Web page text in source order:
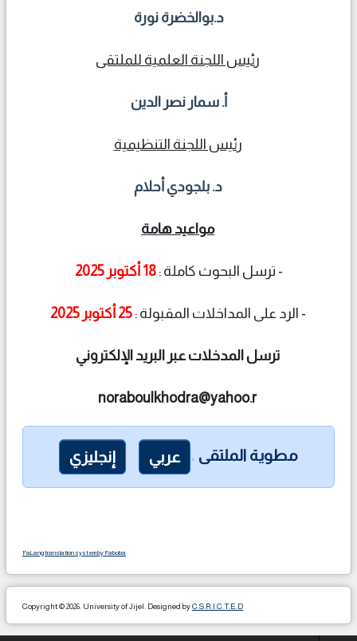
د.بوالخضرة نورة
رئيس اللجنة العلمية للملتقى
أ. سمار نصر الدين
رئيس اللجنة التنظيمية
د. بلجودي أحلام
مواعيد هامة
- ترسل البحوث كاملة : 18 أكتوبر 2025
- الرد على المداخلات المقبولة : 25 أكتوبر 2025
ترسل المدخلات عبر البريد الإلكتروني
noraboulkhodra@yahoo.r
مطوية الملتقى : عربي إنجليزي
FaLang translation system by Faboba
Copyright © 2026. University of Jijel. Designed byC.S.R.I.C.T.E.D